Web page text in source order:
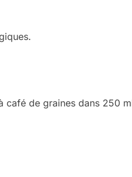
café de graines dans 250